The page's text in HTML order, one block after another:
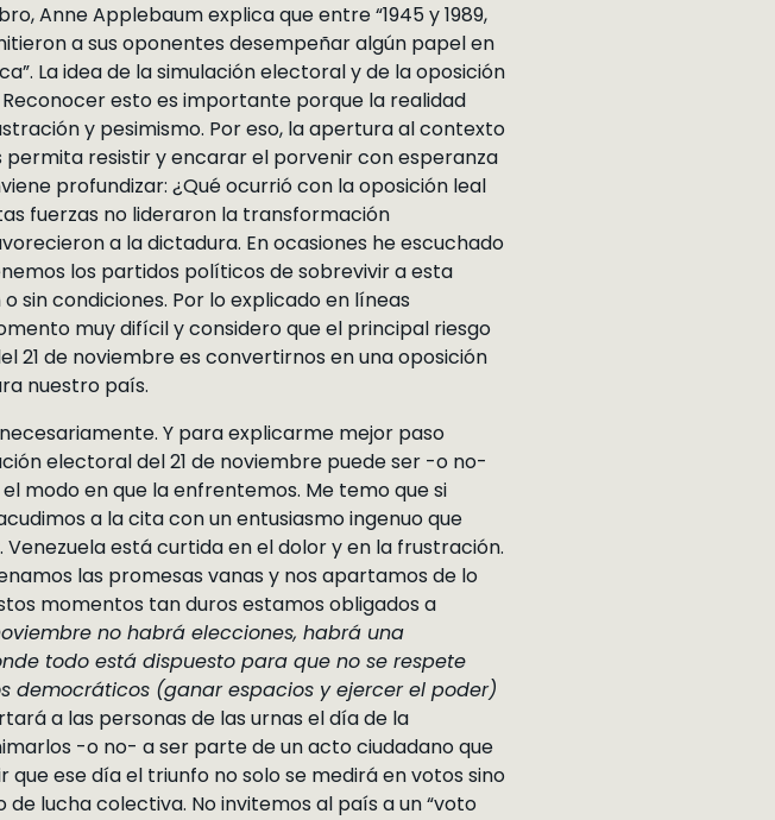
Anne Applebaum explica que entre “1945 y 1989,
a sus oponentes desempeñar algún papel en
La idea de la simulación electoral y de la oposición
esto es importante porque la realidad
y pesimismo. Por eso, la apertura al contexto
resistir y encarar el porvenir con esperanza
profundizar: ¿Qué ocurrió con la oposición leal
fuerzas no lideraron la transformación
a la dictadura. En ocasiones he escuchado
los partidos políticos de sobrevivir a esta
sin condiciones. Por lo explicado en líneas
muy difícil y considero que el principal riesgo
21 de noviembre es convertirnos en una oposición
nuestro país.
Y para explicarme mejor paso
electoral del 21 de noviembre puede ser -o no-
modo en que la enfrentemos. Me temo que si
a la cita con un entusiasmo ingenuo que
está curtida en el dolor y en la frustración.
las promesas vanas y nos apartamos de lo
momentos tan duros estamos obligados a
no habrá elecciones, habrá una
todo está dispuesto para que no se respete
democráticos (ganar espacios y ejercer el poder)
a las personas de las urnas el día de la
-o no- a ser parte de un acto ciudadano que
ese día el triunfo no solo se medirá en votos sino
lucha colectiva. No invitemos al país a un “voto